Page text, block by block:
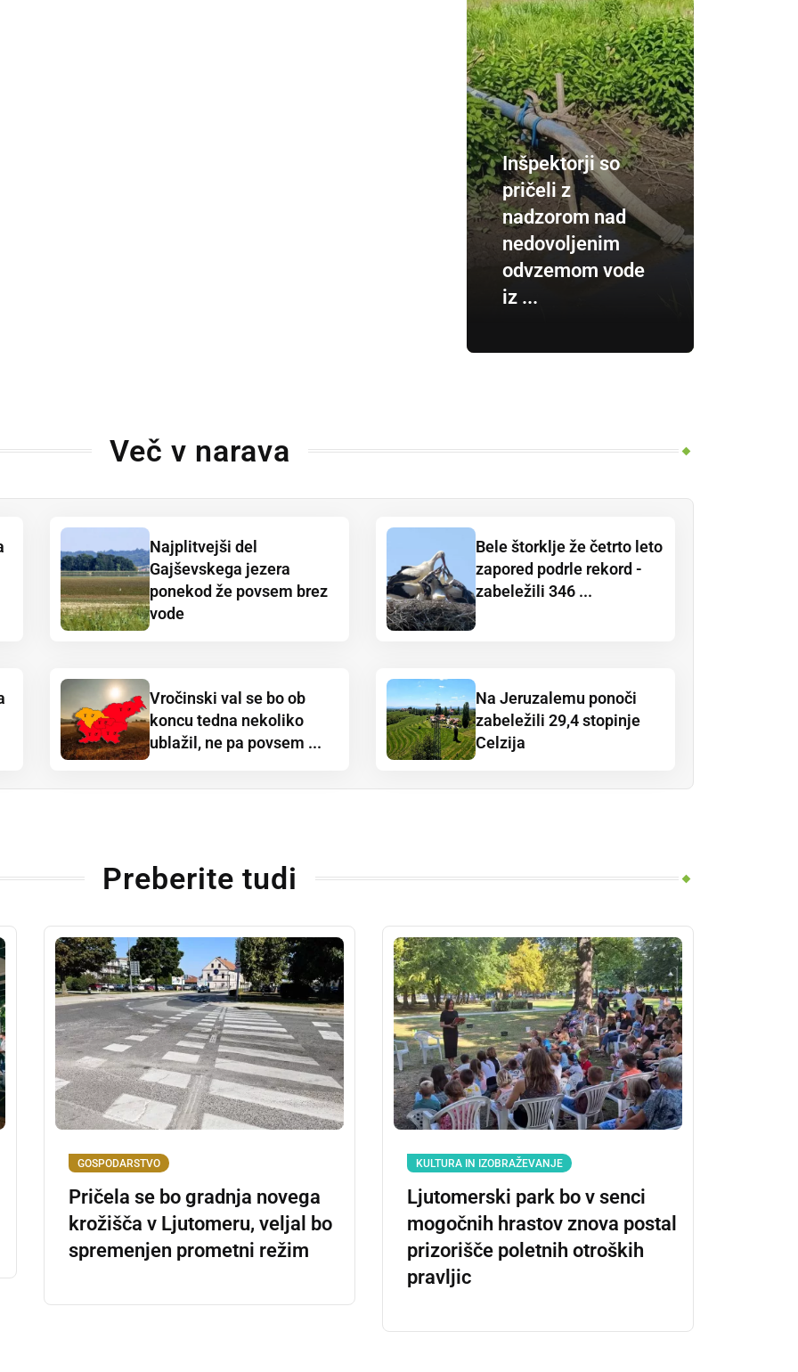
Inšpektorji so
pričeli z
nadzorom nad
nedovoljenim
odvzemom vode
iz ...
Več v narava
Najplitvejši del
Gajševskega jezera
ponekod že povsem brez
vode
Bele štorklje že četrto leto
zapored podrle rekord -
zabeležili 346 ...
Vročinski val se bo ob
koncu tedna nekoliko
ublažil, ne pa povsem ...
Na Jeruzalemu ponoči
zabeležili 29,4 stopinje
Celzija
Preberite tudi
GOSPODARSTVO
Pričela se bo gradnja novega
krožišča v Ljutomeru, veljal bo
spremenjen prometni režim
KULTURA IN IZOBRAŽEVANJE
Ljutomerski park bo v senci
mogočnih hrastov znova postal
prizorišče poletnih otroških
pravljic